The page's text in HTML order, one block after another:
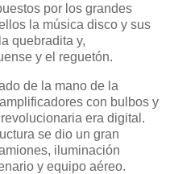
por los grandes
la música disco y sus
quebradita y,
y el reguetón.
de la mano de la
con bulbos y
era digital.
se dio un gran
iluminación
y equipo aéreo.